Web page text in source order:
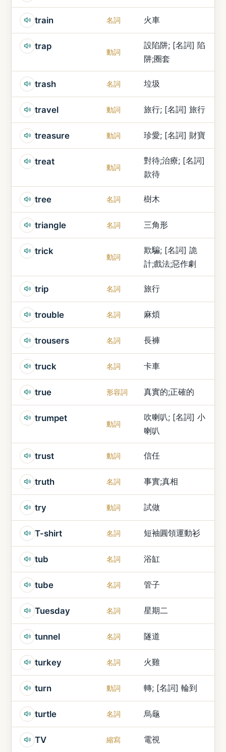
train 名詞 火車
trap
動詞
設陷阱; [名詞] 陷
阱;圈套
trash 名詞 垃圾
travel 動詞 旅行; [名詞] 旅行
treasure 動詞 珍愛; [名詞] 財寶
treat
動詞
對待;治療; [名詞]
款待
tree 名詞 樹木
triangle 名詞 三角形
trick
動詞
欺騙; [名詞] 詭
計;戲法;惡作劇
trip 名詞 旅行
trouble 名詞 麻煩
trousers 名詞 長褲
truck 名詞 卡車
true 形容詞 真實的;正確的
trumpet
動詞
吹喇叭; [名詞] 小
喇叭
trust 動詞 信任
truth 名詞 事實;真相
try 動詞 試做
T-shirt 名詞 短袖圓領運動衫
tub 名詞 浴缸
tube 名詞 管子
Tuesday 名詞 星期二
tunnel 名詞 隧道
turkey 名詞 火雞
turn 動詞 轉; [名詞] 輪到
turtle 名詞 烏龜
TV 縮寫 電視